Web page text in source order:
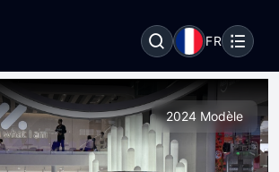
FR
2024 Modèle